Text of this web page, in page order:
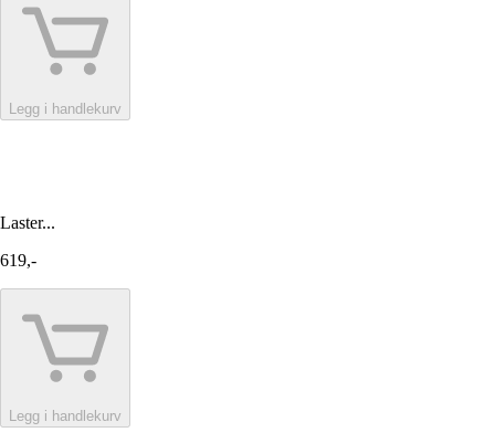
Legg i handlekurv
Laster...
619,-
Legg i handlekurv